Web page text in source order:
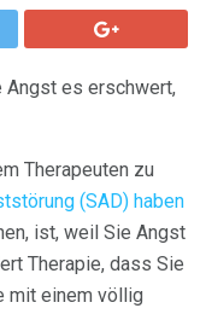
Angst es erschwert,
Therapeuten zu
(SAD) haben
ist, weil Sie Angst
Therapie, dass Sie
mit einem völlig